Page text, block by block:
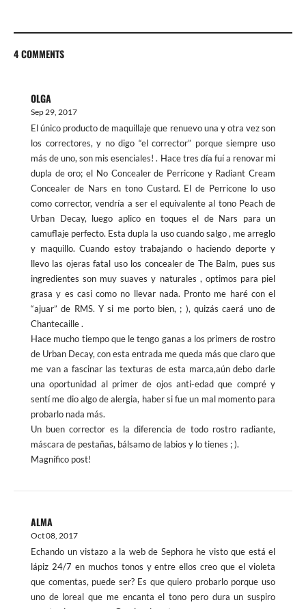
4 COMMENTS
OLGA
Sep 29, 2017
El único producto de maquillaje que renuevo una y otra vez son
los correctores, y no digo “el corrector” porque siempre uso
más de uno, son mis esenciales! . Hace tres día fuí a renovar mi
dupla de oro; el No Concealer de Perricone y Radiant Cream
Concealer de Nars en tono Custard. El de Perricone lo uso
como corrector, vendría a ser el equivalente al tono Peach de
Urban Decay, luego aplico en toques el de Nars para un
camuflaje perfecto. Esta dupla la uso cuando salgo , me arreglo
y maquillo. Cuando estoy trabajando o haciendo deporte y
llevo las ojeras fatal uso los concealer de The Balm, pues sus
ingredientes son muy suaves y naturales , optimos para piel
grasa y es casi como no llevar nada. Pronto me haré con el
“ajuar” de RMS. Y si me porto bien, ; ), quizás caerá uno de
Chantecaille .
Hace mucho tiempo que le tengo ganas a los primers de rostro
de Urban Decay, con esta entrada me queda más que claro que
me van a fascinar las texturas de esta marca,aún debo darle
una oportunidad al primer de ojos anti-edad que compré y
sentí me dio algo de alergia, haber si fue un mal momento para
probarlo nada más.
Un buen corrector es la diferencia de todo rostro radiante,
máscara de pestañas, bálsamo de labios y lo tienes ; ).
Magnífico post!
ALMA
Oct 08, 2017
Echando un vistazo a la web de Sephora he visto que está el
lápiz 24/7 en muchos tonos y entre ellos creo que el violeta
que comentas, puede ser? Es que quiero probarlo porque uso
uno de loreal que me encanta el tono pero dura un suspiro